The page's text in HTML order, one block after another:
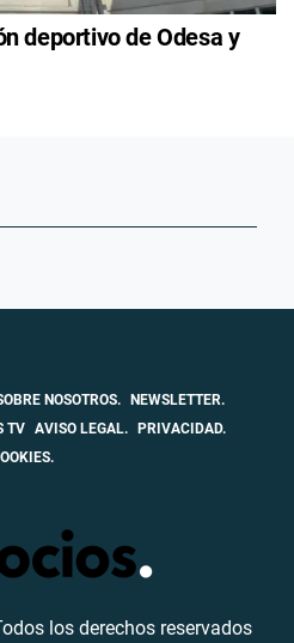
deportivo de Odesa y
NOSOTROS.
NEWSLETTER.
TV AVISO LEGAL.
PRIVACIDAD.
los derechos reservados